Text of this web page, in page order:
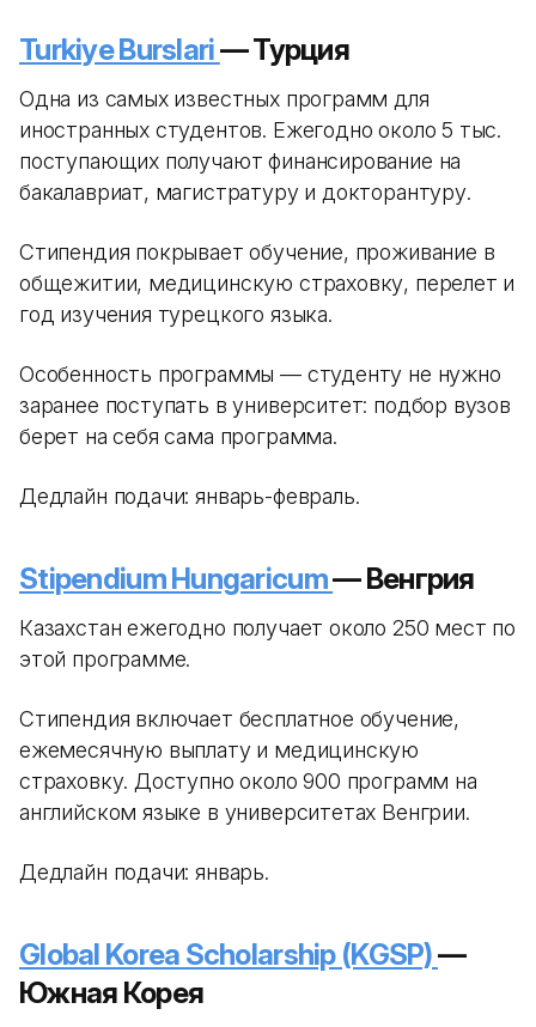
Turkiye Burslari— Турция
Одна из самых известных программ для
иностранных студентов. Ежегодно около 5 тыс.
поступающих получают финансирование на
бакалавриат, магистратуру и докторантуру.
Стипендия покрывает обучение, проживание в
общежитии, медицинскую страховку, перелет и
год изучения турецкого языка.
Особенность программы — студенту не нужно
заранее поступать в университет: подбор вузов
берет на себя сама программа.
Дедлайн подачи: январь-февраль.
Stipendium Hungaricum— Венгрия
Казахстан ежегодно получает около 250 мест по
этой программе.
Стипендия включает бесплатное обучение,
ежемесячную выплату и медицинскую
страховку. Доступно около 900 программ на
английском языке в университетах Венгрии.
Дедлайн подачи: январь.
Global Korea Scholarship (KGSP)—
Южная Корея